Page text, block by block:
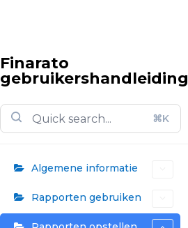
Finarato
gebruikershandleiding
⌘K
Algemene informatie
Rapporten gebruiken